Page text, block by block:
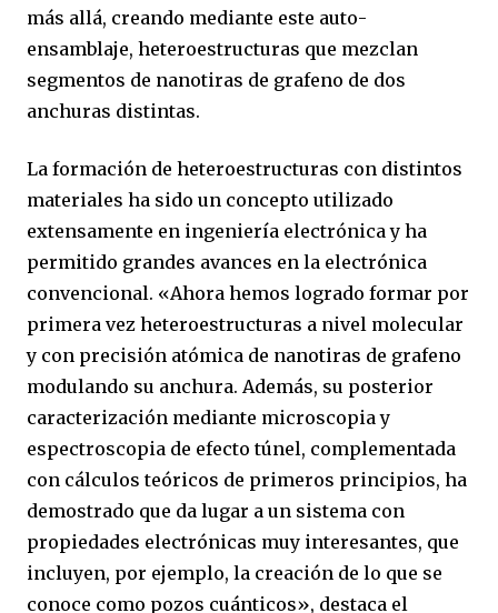
más allá, creando mediante este auto-
ensamblaje, heteroestructuras que mezclan
segmentos de nanotiras de grafeno de dos
anchuras distintas.
La formación de heteroestructuras con distintos
materiales ha sido un concepto utilizado
extensamente en ingeniería electrónica y ha
permitido grandes avances en la electrónica
convencional. «Ahora hemos logrado formar por
primera vez heteroestructuras a nivel molecular
y con precisión atómica de nanotiras de grafeno
modulando su anchura. Además, su posterior
caracterización mediante microscopia y
espectroscopia de efecto túnel, complementada
con cálculos teóricos de primeros principios, ha
demostrado que da lugar a un sistema con
propiedades electrónicas muy interesantes, que
incluyen, por ejemplo, la creación de lo que se
conoce como pozos cuánticos», destaca el